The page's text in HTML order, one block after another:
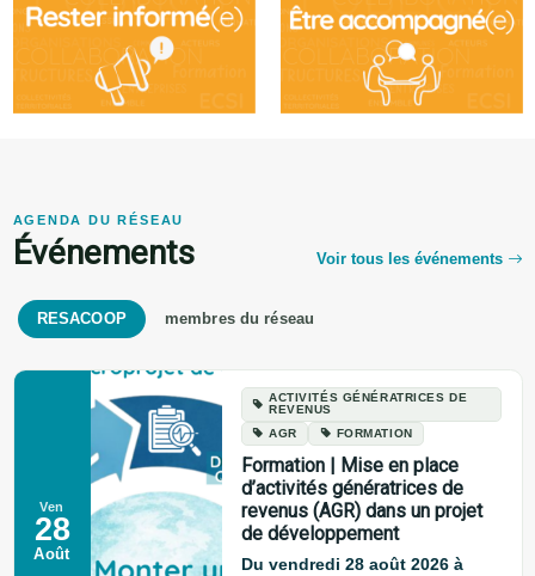
AGENDA DU RÉSEAU
Événements Voir tous les événements
RESACOOP membres du réseau
Ven
28
Août
ACTIVITÉS GÉNÉRATRICES DE
REVENUS
AGR
FORMATION
Formation | Mise en place
d’activités génératrices de
revenus (AGR) dans un projet
de développement
Du vendredi 28 août 2026 à